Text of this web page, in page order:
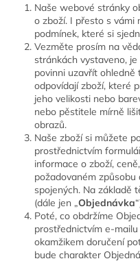
Naše webové stránky
o zboží. I přesto s vámi
podmínek, které si
Vezměte prosím na
stránkách vystaveno,
povinni uzavřít ohledně
odpovídají zboží, které
jeho velikosti nebo
nebo pěstitele mírně
obrazů.
Naše zboží si můžete
prostřednictvím
informace o zboží,
požadovaném
spojených. Na základě
(dále jen „Objednávka
Poté, co obdržíme
prostřednictvím e-
okamžikem doručení
bude charakter